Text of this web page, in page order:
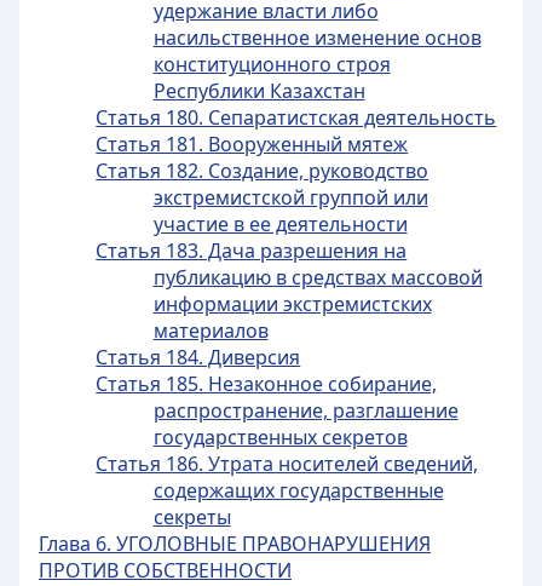
удержание власти либо
насильственное изменение основ
конституционного строя
Республики Казахстан
Статья 180. Сепаратистская деятельность
Статья 181. Вооруженный мятеж
Статья 182. Создание, руководство
экстремистской группой или
участие в ее деятельности
Статья 183. Дача разрешения на
публикацию в средствах массовой
информации экстремистских
материалов
Статья 184. Диверсия
Статья 185. Незаконное собирание,
распространение, разглашение
государственных секретов
Статья 186. Утрата носителей сведений,
содержащих государственные
секреты
Глава 6. УГОЛОВНЫЕ ПРАВОНАРУШЕНИЯ
ПРОТИВ СОБСТВЕННОСТИ